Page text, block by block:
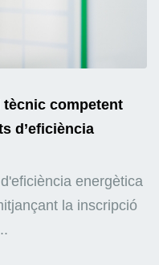
competent
d’eficiència
energètica
la inscripció